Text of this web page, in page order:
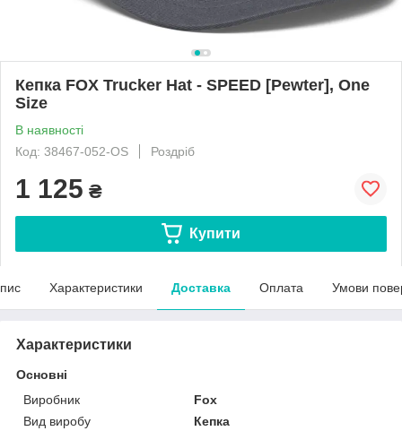
Кепка FOX Trucker Hat - SPEED [Pewter], One
Size
В наявності
Код: 38467-052-OS
Роздріб
1 125 ₴
Купити
Характеристики Доставка Оплата Умови
Характеристики
Основні
Виробник
Fox
Вид виробу
Кепка